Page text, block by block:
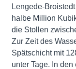
Lengede-
halbe Million
die Stollen
Zur Zeit des
Spätschicht mit
unter Tage. In